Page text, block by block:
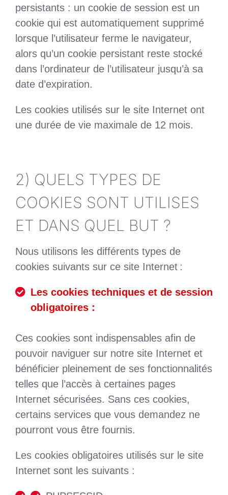
persistants : un cookie de session est un
cookie qui est automatiquement supprimé
lorsque l’utilisateur ferme le navigateur,
alors qu’un cookie persistant reste stocké
dans l’ordinateur de l’utilisateur jusqu’à sa
date d’expiration.
Les cookies utilisés sur le site Internet ont
une durée de vie maximale de 12 mois.
2) QUELS TYPES DE
COOKIES SONT UTILISES
ET DANS QUEL BUT ?
Nous utilisons les différents types de
cookies suivants sur ce site Internet :
Les cookies techniques et de session
obligatoires :
Ces cookies sont indispensables afin de
pouvoir naviguer sur notre site Internet et
bénéficier pleinement de ses fonctionnalités
telles que l’accès à certaines pages
Internet sécurisées. Sans ces cookies,
certains services que vous demandez ne
pourront vous être fournis.
Les cookies obligatoires utilisés sur le site
Internet sont les suivants :